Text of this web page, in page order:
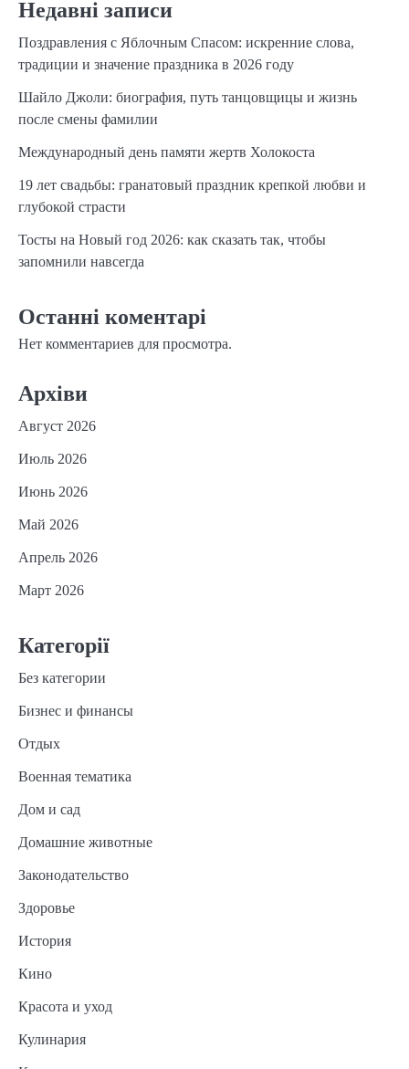
Недавні записи
Поздравления с Яблочным Спасом: искренние слова,
традиции и значение праздника в 2026 году
Шайло Джоли: биография, путь танцовщицы и жизнь
после смены фамилии
Международный день памяти жертв Холокоста
19 лет свадьбы: гранатовый праздник крепкой любви и
глубокой страсти
Тосты на Новый год 2026: как сказать так, чтобы
запомнили навсегда
Останні коментарі
Нет комментариев для просмотра.
Архіви
Август 2026
Июль 2026
Июнь 2026
Май 2026
Апрель 2026
Март 2026
Категорії
Без категории
Бизнес и финансы
Отдых
Военная тематика
Дом и сад
Домашние животные
Законодательство
Здоровье
История
Кино
Красота и уход
Кулинария